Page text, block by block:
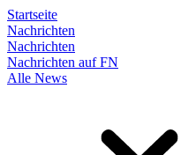
Startseite
Nachrichten
Nachrichten
Nachrichten auf FN
Alle News